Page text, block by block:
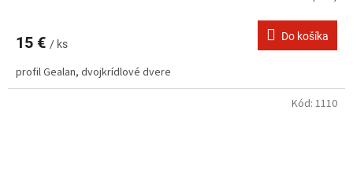
15 € / ks
Do košíka
profil Gealan, dvojkrídlové dvere
Kód: 1110